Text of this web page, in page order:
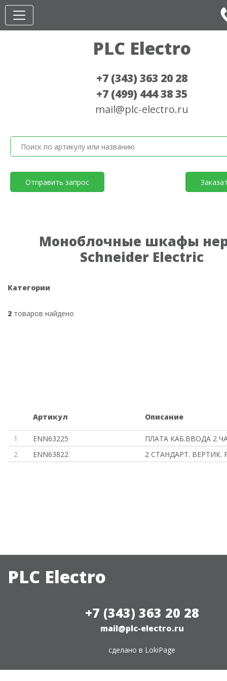
PLC Electro
+7 (343) 363 20 28
+7 (499) 444 38 35
mail@plc-electro.ru
Отправить запрос
Моноблочные шкафы
Schneider Electric
Категории
2 товаров найдено
Артикул Описание
1 ENN63225
ПЛАТА КАБ.ВВОДА 2
2
ENN63822 2 СТАНДАРТ. ВЕРТИК.
PLC Electro
+7 (343) 363 20 28
mail@plc-electro.ru
сделано в LokiPage